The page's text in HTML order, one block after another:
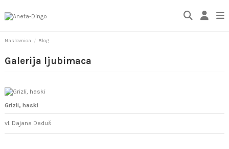
Naslovnica Blog
Galerija ljubimaca
Grizli, haski
vl. Dajana Deduš